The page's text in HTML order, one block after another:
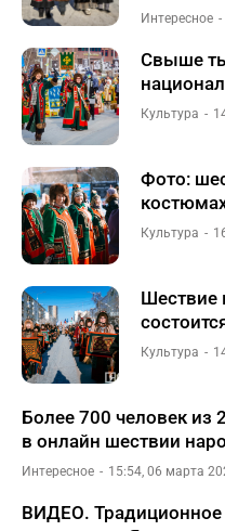
Интересное
Свыше
Культура
Фото:
Культура
Шествие
Культура
Более 700 человек из
в онлайн шествии
Интересное 15:54, 06 марта
ВИДЕО.